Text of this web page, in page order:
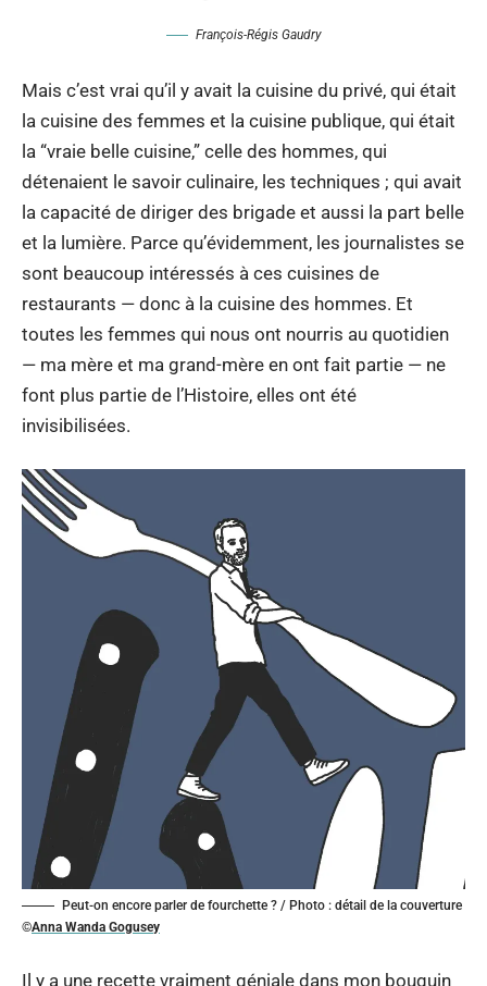
François-Régis Gaudry
Mais c’est vrai qu’il y avait la cuisine du privé, qui était
la cuisine des femmes et la cuisine publique, qui était
la “vraie belle cuisine,” celle des hommes, qui
détenaient le savoir culinaire, les techniques ; qui avait
la capacité de diriger des brigade et aussi la part belle
et la lumière. Parce qu’évidemment, les journalistes se
sont beaucoup intéressés à ces cuisines de
restaurants — donc à la cuisine des hommes. Et
toutes les femmes qui nous ont nourris au quotidien
— ma mère et ma grand-mère en ont fait partie — ne
font plus partie de l’Histoire, elles ont été
invisibilisées.
Peut-on encore parler de fourchette ? / Photo : détail de la couverture
©Anna Wanda Gogusey
Il y a une recette vraiment géniale dans mon bouquin